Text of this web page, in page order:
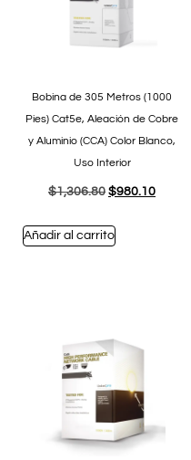
Bobina de 305 Metros (1000
Pies) Cat5e, Aleación de Cobre
y Aluminio (CCA) Color Blanco,
Uso Interior
$1,306.80 $980.10
Añadir al carrito